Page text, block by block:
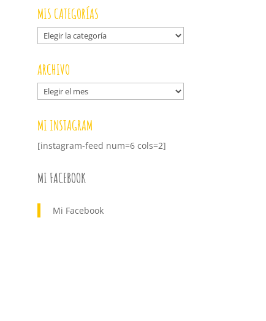
MIS CATEGORÍAS
Mis
categorías
ARCHIVO
Archivo
MI INSTAGRAM
[instagram-feed num=6 cols=2]
MI FACEBOOK
Mi Facebook